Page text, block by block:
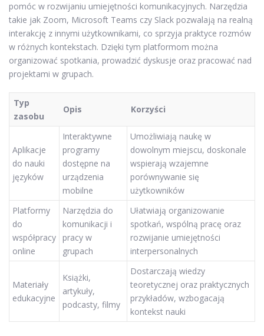
pomóc w rozwijaniu umiejętności komunikacyjnych. Narzędzia
takie jak Zoom, Microsoft Teams czy Slack pozwalają na realną
interakcję z innymi użytkownikami, co sprzyja praktyce rozmów
w różnych kontekstach. Dzięki tym platformom można
organizować spotkania, prowadzić dyskusje oraz pracować nad
projektami w grupach.
Typ
zasobu
Opis Korzyści
Aplikacje
do nauki
języków
Interaktywne
programy
dostępne na
urządzenia
mobilne
Umożliwiają naukę w
dowolnym miejscu, doskonale
wspierają wzajemne
porównywanie się
użytkowników
Platformy
do
współpracy
online
Narzędzia do
komunikacji i
pracy w
grupach
Ułatwiają organizowanie
spotkań, wspólną pracę oraz
rozwijanie umiejętności
interpersonalnych
Materiały
edukacyjne
Książki,
artykuły,
podcasty, filmy
Dostarczają wiedzy
teoretycznej oraz praktycznych
przykładów, wzbogacają
kontekst nauki